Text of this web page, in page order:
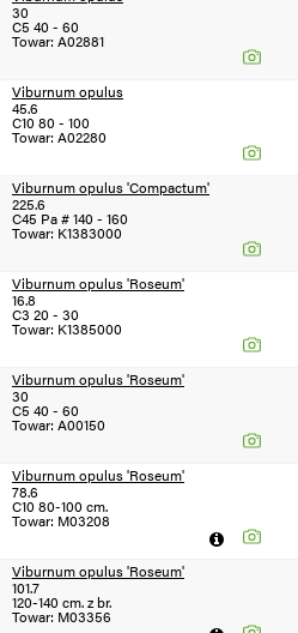
30
C5 40 - 60
Towar: A02881
Viburnum opulus
45.6
C10 80 - 100
Towar: A02280
Viburnum opulus 'Compactum'
225.6
C45 Pa # 140 - 160
Towar: K1383000
Viburnum opulus 'Roseum'
16.8
C3 20 - 30
Towar: K1385000
Viburnum opulus 'Roseum'
30
C5 40 - 60
Towar: A00150
Viburnum opulus 'Roseum'
78.6
C10 80-100 cm.
Towar: M03208
Viburnum opulus 'Roseum'
101.7
120-140 cm. z br.
Towar: M03356